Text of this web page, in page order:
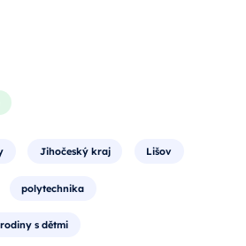
Jihočeský kraj Lišov
polytechnika
rodiny s dětmi